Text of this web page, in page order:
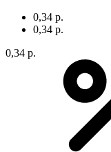
0,34 р.
0,34 р.
0,34 р.